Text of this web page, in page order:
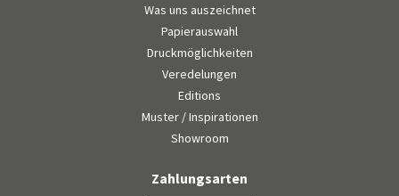
Was uns auszeichnet
Papierauswahl
Druckmöglichkeiten
Veredelungen
Editions
Muster / Inspirationen
Showroom
Zahlungsarten